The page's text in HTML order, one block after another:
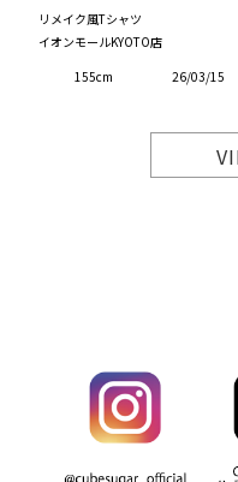
リメイク風Tシャツ
イオンモールKYOTO店
155cm
26/03/15